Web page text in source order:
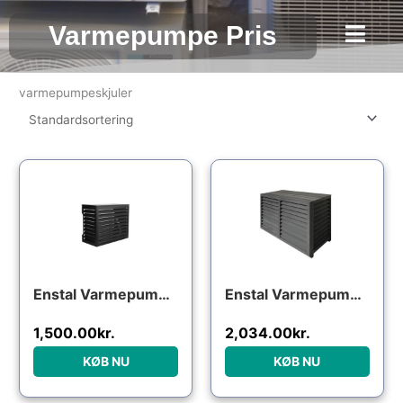
til
indholdetVarmepumpe Pris
varmepumpeskjuler
Enstal Varmepumpeskjuler, Aluminium, Sort
1,500.00kr.
KØB NU
Enstal Varmepumpeskjuler, Komposit, Antracitgrå
2,034.00kr.
KØB NU